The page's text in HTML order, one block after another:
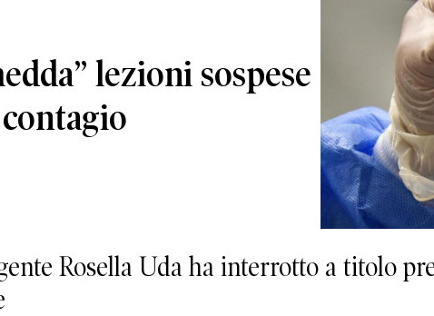
lezioni sospese
Rosella Uda ha interrotto a titolo